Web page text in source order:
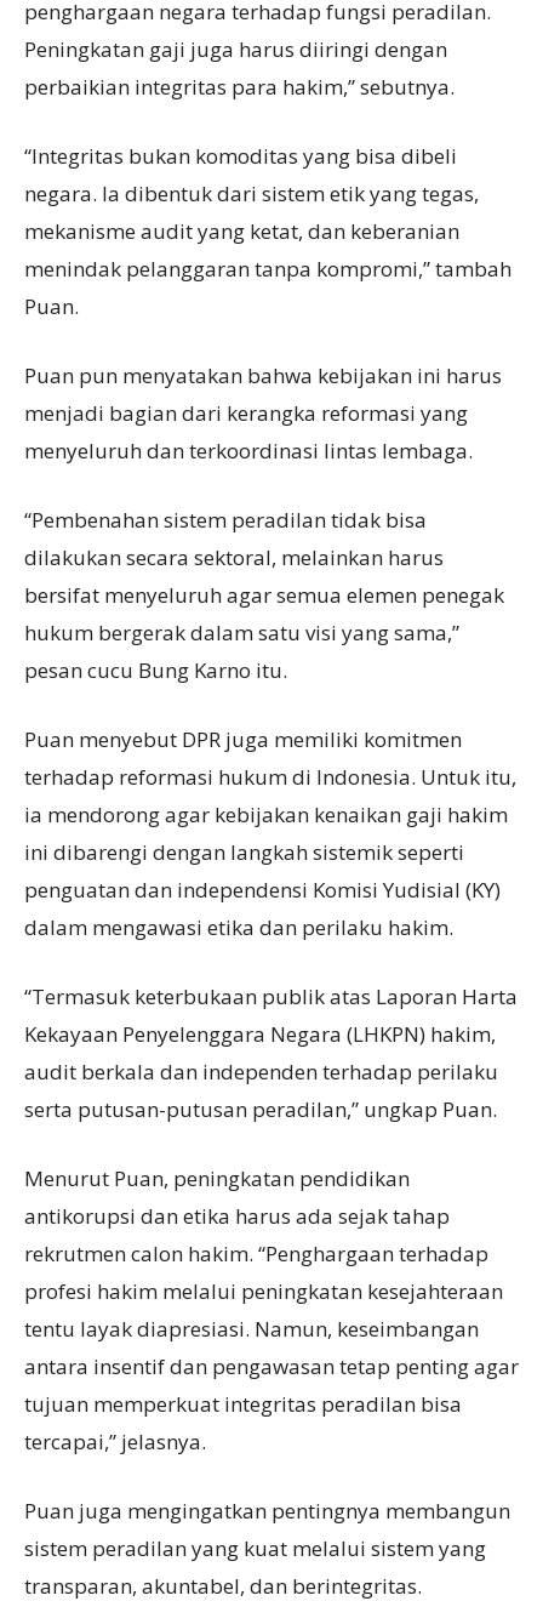
penghargaan negara terhadap fungsi peradilan.
Peningkatan gaji juga harus diiringi dengan
perbaikian integritas para hakim,” sebutnya.
“Integritas bukan komoditas yang bisa dibeli
negara. Ia dibentuk dari sistem etik yang tegas,
mekanisme audit yang ketat, dan keberanian
menindak pelanggaran tanpa kompromi,” tambah
Puan.
Puan pun menyatakan bahwa kebijakan ini harus
menjadi bagian dari kerangka reformasi yang
menyeluruh dan terkoordinasi lintas lembaga.
“Pembenahan sistem peradilan tidak bisa
dilakukan secara sektoral, melainkan harus
bersifat menyeluruh agar semua elemen penegak
hukum bergerak dalam satu visi yang sama,”
pesan cucu Bung Karno itu.
Puan menyebut DPR juga memiliki komitmen
terhadap reformasi hukum di Indonesia. Untuk itu,
ia mendorong agar kebijakan kenaikan gaji hakim
ini dibarengi dengan langkah sistemik seperti
penguatan dan independensi Komisi Yudisial (KY)
dalam mengawasi etika dan perilaku hakim.
“Termasuk keterbukaan publik atas Laporan Harta
Kekayaan Penyelenggara Negara (LHKPN) hakim,
audit berkala dan independen terhadap perilaku
serta putusan-putusan peradilan,” ungkap Puan.
Menurut Puan, peningkatan pendidikan
antikorupsi dan etika harus ada sejak tahap
rekrutmen calon hakim. “Penghargaan terhadap
profesi hakim melalui peningkatan kesejahteraan
tentu layak diapresiasi. Namun, keseimbangan
antara insentif dan pengawasan tetap penting agar
tujuan memperkuat integritas peradilan bisa
tercapai,” jelasnya.
Puan juga mengingatkan pentingnya membangun
sistem peradilan yang kuat melalui sistem yang
transparan, akuntabel, dan berintegritas.